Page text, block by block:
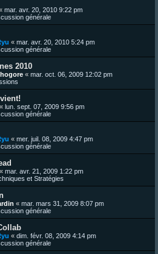
mar. avr. 20, 2010 9:22 pm
générale
« mar. avr. 20, 2010 5:24 pm
générale
2010
« mar. oct. 06, 2009 12:02 pm
« lun. sept. 07, 2009 9:56 pm
générale
« mer. juil. 08, 2009 4:47 pm
générale
« mar. avr. 21, 2009 1:22 pm
et Stratégies
« mar. mars 31, 2009 8:07 pm
générale
« dim. févr. 08, 2009 4:14 pm
générale